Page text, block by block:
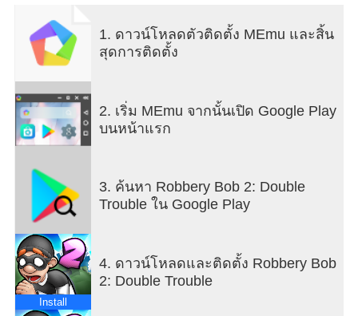
ลูกสาวหัวหน้าแก๊ง ยับยั้งแผนอันฉ้อฉลของด็อกเต
อร์ธีเวียส แและค้นพบความลับว่ามนุษย์ต่างดาวมีจริง
หรือไม่
กว่า 100 เลเวลใหม่ที่มีความสนุกของการปล้น! - คุณ
Shamville และ Seagull Bay?
เล่นซ่อนหา - ย่องเบาบนปลายเท้า แอบไปรอบผนังเพื่อ
หลบเลี่ยงสายตา ทำเสียงเพื่อหันเหความสนใจของยาม
อย่างรวดเร็ว!
บ็อบคนเก่ากับเทคนิคใหม่ - ใช้รถ RC กับระเบิดย้าย
มวลสาร และแกดเจ็ตใหม่มากมายมหาศาล ที่จะช่วย
แต่งตัวไปปล้น - ย่องเบาอย่างมีสไตล์ในชุดที่หลาก
หลาย
1. ดาวน์โหลดตัวติดตั้ง MEmu และสิ้น
สุดการติดตั้ง
2. เริ่ม MEmu จากนั้นเปิด Google Play
บนหน้าแรก
3. ค้นหา Robbery Bob 2: Double
Trouble ใน Google Play
Install
4. ดาวน์โหลดและติดตั้ง Robbery Bob
2: Double Trouble